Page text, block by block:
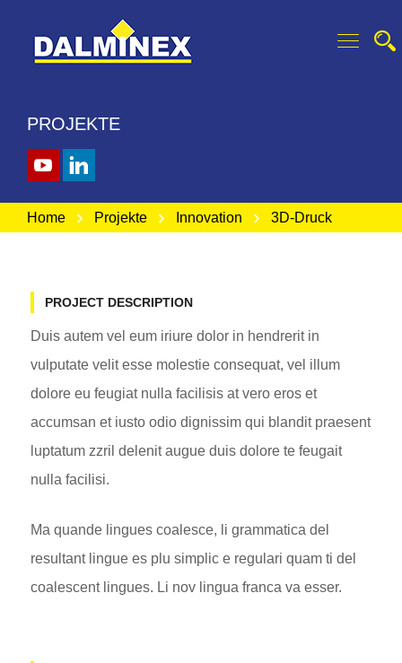
PROJEKTE
Home Projekte Innovation 3D-Druck
PROJECT DESCRIPTION
Duis autem vel eum iriure dolor in hendrerit in
vulputate velit esse molestie consequat, vel illum
dolore eu feugiat nulla facilisis at vero eros et
accumsan et iusto odio dignissim qui blandit praesent
luptatum zzril delenit augue duis dolore te feugait
nulla facilisi.
Ma quande lingues coalesce, li grammatica del
resultant lingue es plu simplic e regulari quam ti del
coalescent lingues. Li nov lingua franca va esser.